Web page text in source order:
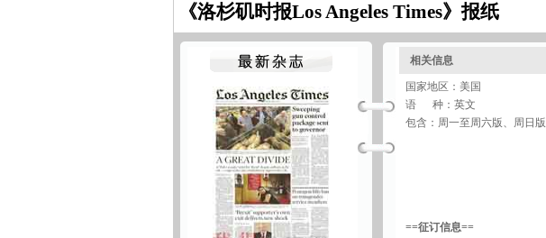
《洛杉矶时报Los Angeles Times》报纸
相关信息
国家地区：美国
语 种：英文
包含：周一至周六版、周日版
==征订信息==